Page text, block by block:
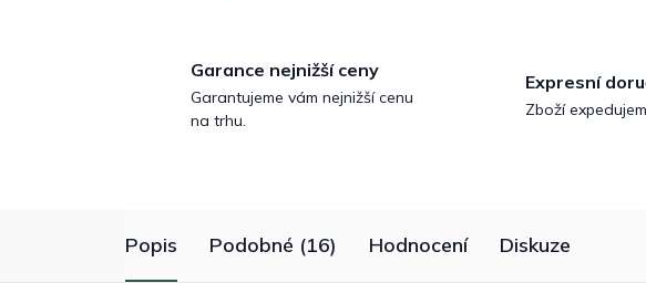
Garance nejnižší ceny
Garantujeme vám nejnižší cenu
na trhu.
Expresní
Zboží
Popis Podobné (16) Hodnocení Diskuze